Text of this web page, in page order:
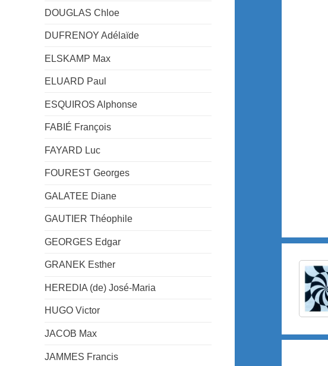
DOUGLAS Chloe
DUFRENOY Adélaïde
ELSKAMP Max
ELUARD Paul
ESQUIROS Alphonse
FABIÉ François
FAYARD Luc
FOUREST Georges
GALATEE Diane
GAUTIER Théophile
GEORGES Edgar
GRANEK Esther
HEREDIA (de) José-Maria
HUGO Victor
JACOB Max
JAMMES Francis